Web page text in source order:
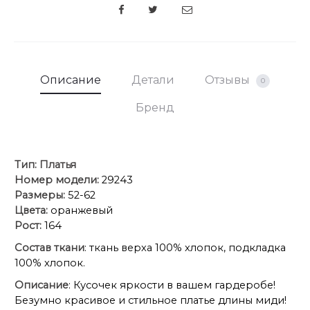
SHARE
Описание Детали Отзывы 0
Бренд
Тип: Платья
Номер модели: 29243
Размеры: 52-62
Цвета: оранжевый
Рост: 164
Состав ткани: ткань верха 100% хлопок, подкладка
100% хлопок.
Описание: Кусочек яркости в вашем гардеробе!
Безумно красивое и стильное платье длины миди!